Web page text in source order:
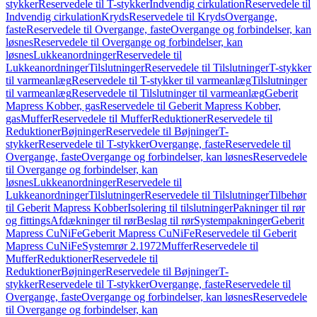
stykkerReservedele til T-stykkerIndvendig cirkulationReservedele til
Indvendig cirkulationKrydsReservedele til KrydsOvergange,
fasteReservedele til Overgange, fasteOvergange og forbindelser, kan
løsnesReservedele til Overgange og forbindelser, kan
løsnesLukkeanordningerReservedele til
LukkeanordningerTilslutningerReservedele til TilslutningerT-stykker
til varmeanlægReservedele til T-stykker til varmeanlægTilslutninger
til varmeanlægReservedele til Tilslutninger til varmeanlægGeberit
Mapress Kobber, gasReservedele til Geberit Mapress Kobber,
gasMufferReservedele til MufferReduktionerReservedele til
ReduktionerBøjningerReservedele til BøjningerT-
stykkerReservedele til T-stykkerOvergange, fasteReservedele til
Overgange, fasteOvergange og forbindelser, kan løsnesReservedele
til Overgange og forbindelser, kan
løsnesLukkeanordningerReservedele til
LukkeanordningerTilslutningerReservedele til TilslutningerTilbehør
til Geberit Mapress KobberIsolering til tilslutningerPakninger til rør
og fittingsAfdækninger til rørBeslag til rørSystempakningerGeberit
Mapress CuNiFeGeberit Mapress CuNiFeReservedele til Geberit
Mapress CuNiFeSystemrør 2.1972MufferReservedele til
MufferReduktionerReservedele til
ReduktionerBøjningerReservedele til BøjningerT-
stykkerReservedele til T-stykkerOvergange, fasteReservedele til
Overgange, fasteOvergange og forbindelser, kan løsnesReservedele
til Overgange og forbindelser, kan